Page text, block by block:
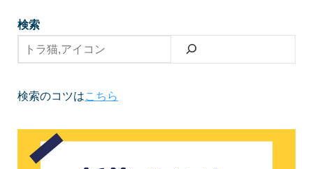
検索
検索のコツはこちら